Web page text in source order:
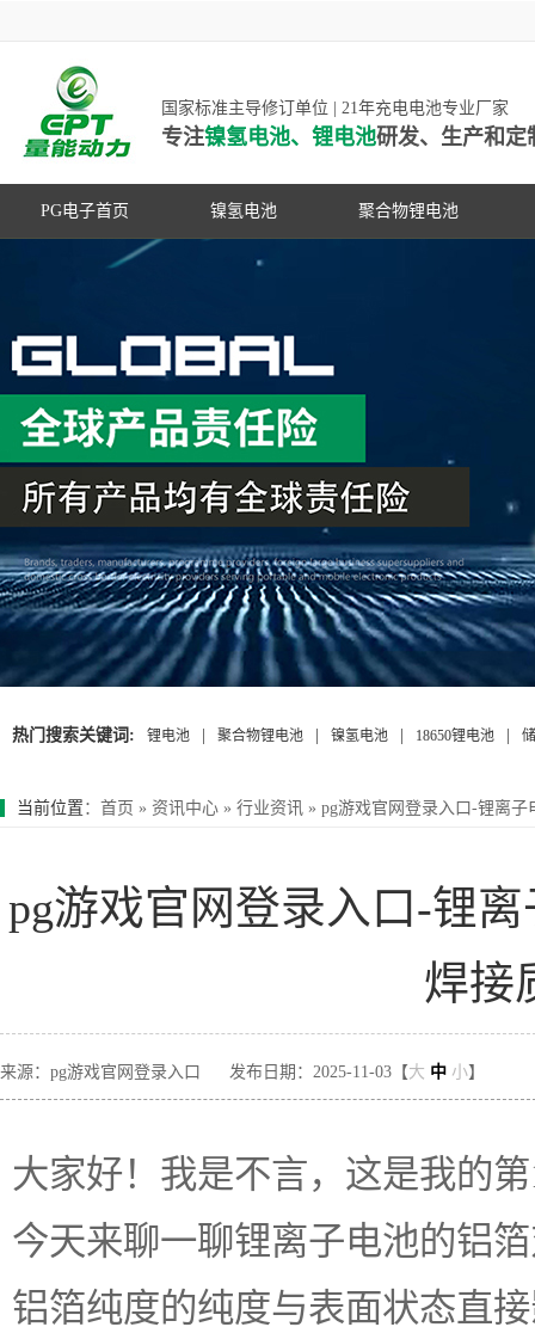
国家标准主导修订单位 | 21年充电电池专业厂家
专注镍氢电池、锂电池研发、生产和定
PG电子首页 镍氢电池 聚合物锂电池
高容量镍氢电池
超低自放电镍氢电池
动力镍氢电池
常规镍氢电池
PG游戏官网是镍氢电池国家标准主导
修订单位，并参与多项锂电池行业国
家标准的制定
热门搜索关键词: 锂电池 聚合物锂电池 镍氢电池 18650锂电池
当前位置 ： 首页 » 资讯中心 » 行业资讯 » pg游戏官网登录入口-锂离
pg游戏官网登录入口-锂
焊接
来源：pg游戏官网登录入口 发布日期：2025-11-03【大 中 小】
大家好！我是不言，这是我的
今天来聊一聊锂离子电池的铝
铝箔纯度的纯度与表面状态直